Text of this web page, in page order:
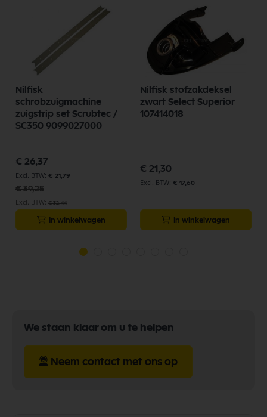
Nilfisk
schrobzuigmachine
zuigstrip set Scrubtec /
SC350 9099027000
Speciale
prijs
€ 26,37
€ 21,79
€ 39,25
€ 32,44
In winkelwagen
Nilfisk stofzakdeksel
zwart Select Superior
107414018
€ 21,30
€ 17,60
In winkelwagen
We staan klaar om u te helpen
Neem contact met ons op